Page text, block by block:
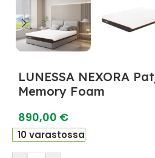
LUNESSA NEXORA
Memory Foam
890,00 €
10 varastossa